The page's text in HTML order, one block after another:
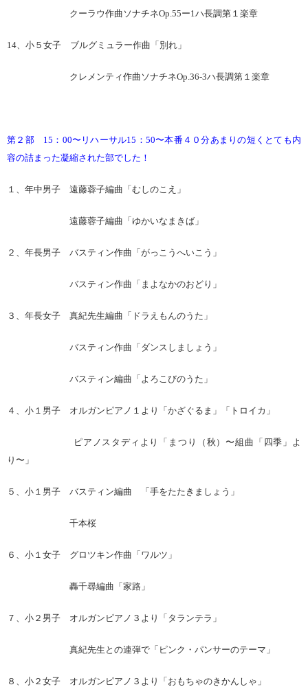
クーラウ作曲ソナチネOp.55ー1ハ長調第１楽章
14、小５女子 ブルグミュラー作曲「別れ」
クレメンティ作曲ソナチネOp.36-3ハ長調第１楽章
第２部 15：00〜リハーサル15：50〜本番４０分あまりの短くとても内
容の詰まった凝縮された部でした！
１、年中男子 遠藤蓉子編曲「むしのこえ」
遠藤蓉子編曲「ゆかいなまきば」
２、年長男子 バスティン作曲「がっこうへいこう」
バスティン作曲「まよなかのおどり」
３、年長女子 真紀先生編曲「ドラえもんのうた」
バスティン作曲「ダンスしましょう」
バスティン編曲「よろこびのうた」
４、小１男子 オルガンピアノ１より「かざぐるま」「トロイカ」
ピアノスタディより「まつり（秋）〜組曲「四季」よ
り〜」
５、小１男子 バスティン編曲 「手をたたきましょう」
千本桜
６、小１女子 グロツキン作曲「ワルツ」
轟千尋編曲「家路」
７、小２男子 オルガンピアノ３より「タランテラ」
真紀先生との連弾で「ピンク・パンサーのテーマ」
８、小２女子 オルガンピアノ３より「おもちゃのきかんしゃ」